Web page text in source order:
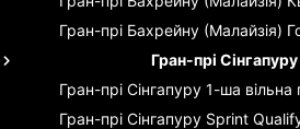
Гран-прі Бахрейну (Малайзія)
Гран-прі Сінгапуру
Гран-прі Сінгапуру 1-ша вільна
Гран-прі Сінгапуру Sprint